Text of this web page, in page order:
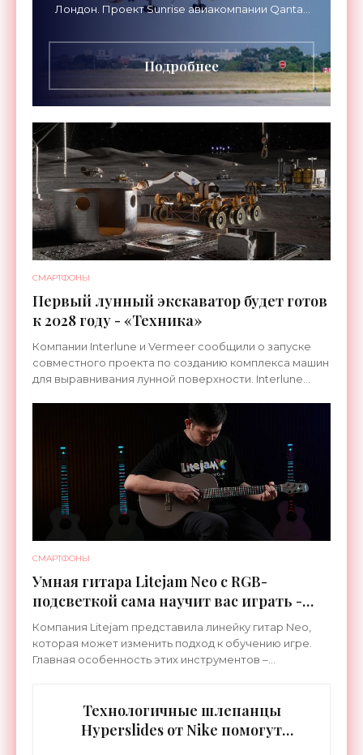
Лондон. Проект Sunrise авиакомпании Qantas
длительностью до 24
Подробнее
СМАРТФОНЫ
Первый лунный экскаватор будет готов
к 2028 году - «Техника»
Компании Interlune и Vermeer сообщили о запуске
совместного проекта по созданию комплекса машин
для выравнивания лунной поверхности. Interlune
СМАРТФОНЫ
Умная гитара Litejam Neo с RGB-
подсветкой сама научит вас играть -
«Гаджеты»
Компания Litejam представила линейку гитар Neo,
которая может изменить подход к обучению игре.
Главная особенность этих инструментов –
Технологичные шлепанцы
Hyperslides от Nike помогут